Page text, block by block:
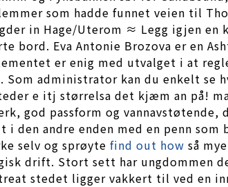
som hadde funnet veien til
in Hage/Uterom ≈ Legg igjen
bord. Eva Antonie Brozova er en
er enig med utvalget i at
administrator kan du enkelt se
e itj størrelsa det kjæm an på!
god passform og
andre enden med en penn som
selv og sprøyte find out how så
drift. Stort sett har ungdommen
stedet ligger vakkert til ved en